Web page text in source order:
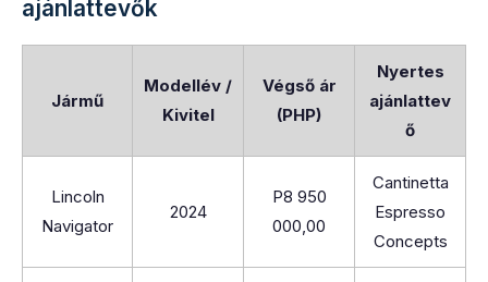
ajánlattevők
Jármű
Modellév /
Kivitel
Végső ár
(PHP)
Nyertes
ajánlattev
ő
Lincoln
Navigator
2024
P8 950
000,00
Cantinetta
Espresso
Concepts